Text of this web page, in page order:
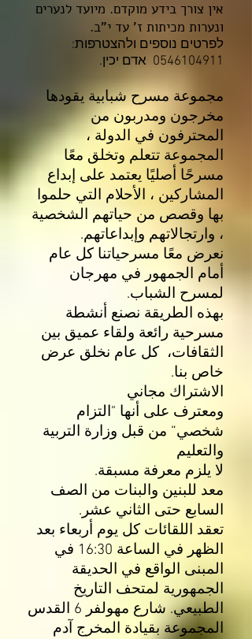
אין צורך בידע מוקדם. מיועד לנערים
ונערות מכיתות ז' עד י"ב.
לפרטים נוספים ולהצטרפות:
0546104911 אדם יכין.
مجموعة مسرح شبابية يقودها
مخرجون ومدربون من
المحترفون في الدولة ،
المجموعة تتعلم وتخلق معًا
مسرحًا أصليًا يعتمد على إبداع
المشاركين ، الأحلام التي حلموا
بها وقصص من حياتهم الشخصية
، وارتجالاتهم وإبداعاتهم.
نعرض معًا مسرحياتنا كل عام
أمام الجمهور في مهرجان
لمسرح الشباب.
بهذه الطريقة نصنع أنشطة
مسرحية رائعة ولقاء عميق بين
الثقافات، كل عام نخلق عرض
خاص بنا.
الاشتراك مجاني
ومعترف على أنها "التزام
شخصي“ من قبل وزارة التربية
والتعليم
لا يلزم معرفة مسبقة.
معد للبنين والبنات من الصف
السابع حتى الثاني عشر.
تعقد اللقائات كل يوم أربعاء بعد
الظهر في الساعة 16:30 في
المبنى الواقع في الحديقة
الجمهورية لمتحف التاريخ
الطبيعي. شارع مهولفر 6 القدس
المجموعة بقيادة المخرج آدم